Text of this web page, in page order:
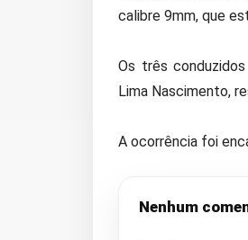
calibre 9mm, que
Os três
Lima Nascimento,
A ocorrência foi
Nenhum